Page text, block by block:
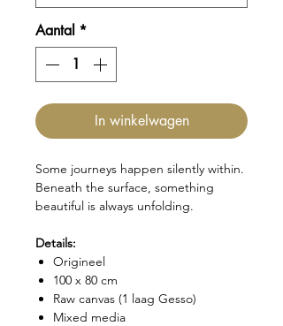
Aantal *
In winkelwagen
Some journeys happen silently within.
Beneath the surface, something
beautiful is always unfolding.
Details:
Origineel
100 x 80 cm
Raw canvas (1 laag Gesso)
Mixed media